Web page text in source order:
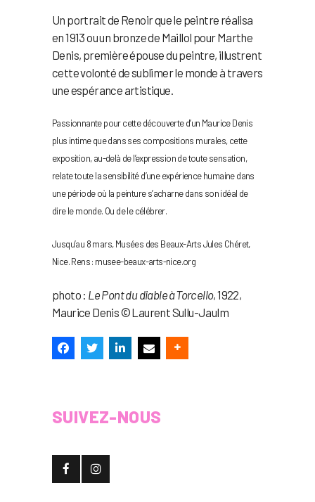
Un portrait de Renoir que le peintre réalisa
en 1913 ou un bronze de Maillol pour Marthe
Denis, première épouse du peintre, illustrent
cette volonté de sublimer le monde à travers
une espérance artistique.
Passionnante pour cette découverte d’un Maurice Denis
plus intime que dans ses compositions murales, cette
exposition, au-delà de l’expression de toute sensation,
relate toute la sensibilité d’une expérience humaine dans
une période où la peinture s’acharne dans son idéal de
dire le monde. Ou de le célébrer.
Jusqu’au 8 mars, Musées des Beaux-Arts Jules Chéret,
Nice. Rens : musee-beaux-arts-nice.org
photo : Le Pont du diable à Torcello, 1922,
Maurice Denis © Laurent Sullu-Jaulm
SUIVEZ-NOUS